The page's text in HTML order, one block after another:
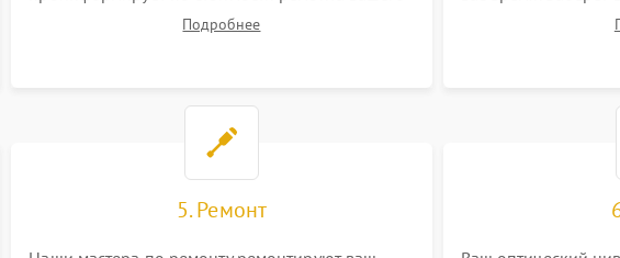
оптического нивелира а также ответит на все
Подробнее
привезет на склад
5. Ремонт